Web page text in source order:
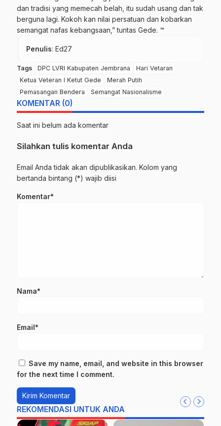
dan tradisi yang memecah belah, itu sudah usang dan tak
berguna lagi. Kokoh kan nilai persatuan dan kobarkan
semangat nafas kebangsaan,” tuntas Gede. ™
Penulis: Ed27
Tags DPC LVRI Kabupaten Jembrana
Hari Vetaran
Ketua Veteran I Ketut Gede
Merah Putih
Pemasangan Bendera
Semangat Nasionalisme
KOMENTAR (0)
Saat ini belum ada komentar
Silahkan tulis komentar Anda
Email Anda tidak akan dipublikasikan. Kolom yang
bertanda bintang (*) wajib diisi
Komentar*
Nama*
Email*
Save my name, email, and website in this browser
for the next time I comment.
REKOMENDASI UNTUK ANDA